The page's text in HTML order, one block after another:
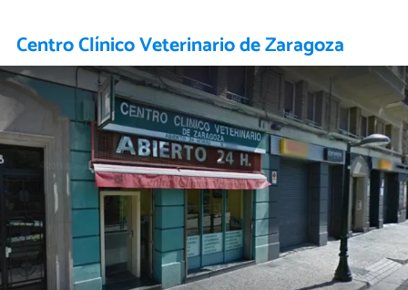
Centro Clínico Veterinario de Zaragoza